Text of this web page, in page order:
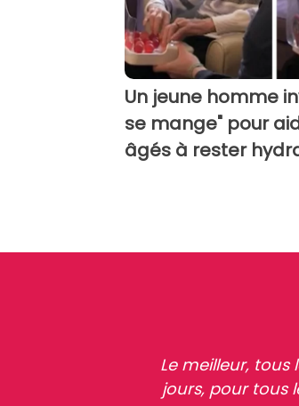
Un jeune homme
se mange" pour
âgés à rester
Le meilleur, tous
jours, pour tous